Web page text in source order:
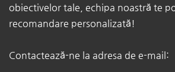
obiectivelor tale, echipa noastră te
recomandare personalizată!
Contactează-ne la adresa de e-mail: